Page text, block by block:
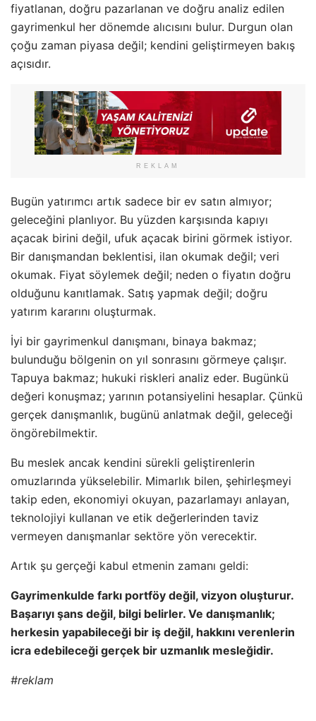
fiyatlanan, doğru pazarlanan ve doğru analiz edilen
gayrimenkul her dönemde alıcısını bulur. Durgun olan
çoğu zaman piyasa değil; kendini geliştirmeyen bakış
açısıdır.
REKLAM
Bugün yatırımcı artık sadece bir ev satın almıyor;
geleceğini planlıyor. Bu yüzden karşısında kapıyı
açacak birini değil, ufuk açacak birini görmek istiyor.
Bir danışmandan beklentisi, ilan okumak değil; veri
okumak. Fiyat söylemek değil; neden o fiyatın doğru
olduğunu kanıtlamak. Satış yapmak değil; doğru
yatırım kararını oluşturmak.
İyi bir gayrimenkul danışmanı, binaya bakmaz;
bulunduğu bölgenin on yıl sonrasını görmeye çalışır.
Tapuya bakmaz; hukuki riskleri analiz eder. Bugünkü
değeri konuşmaz; yarının potansiyelini hesaplar. Çünkü
gerçek danışmanlık, bugünü anlatmak değil, geleceği
öngörebilmektir.
Bu meslek ancak kendini sürekli geliştirenlerin
omuzlarında yükselebilir. Mimarlık bilen, şehirleşmeyi
takip eden, ekonomiyi okuyan, pazarlamayı anlayan,
teknolojiyi kullanan ve etik değerlerinden taviz
vermeyen danışmanlar sektöre yön verecektir.
Artık şu gerçeği kabul etmenin zamanı geldi:
Gayrimenkulde farkı portföy değil, vizyon oluşturur.
Başarıyı şans değil, bilgi belirler. Ve danışmanlık;
herkesin yapabileceği bir iş değil, hakkını verenlerin
icra edebileceği gerçek bir uzmanlık mesleğidir.
#reklam